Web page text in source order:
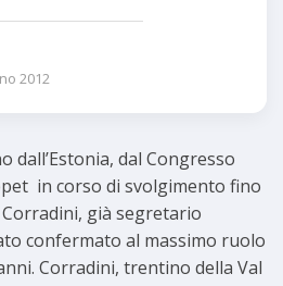
2012
dall’Estonia, dal Congresso
in corso di svolgimento fino
già segretario
confermato al massimo ruolo
Corradini, trentino della Val